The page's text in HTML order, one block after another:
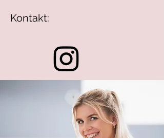
Kontakt: